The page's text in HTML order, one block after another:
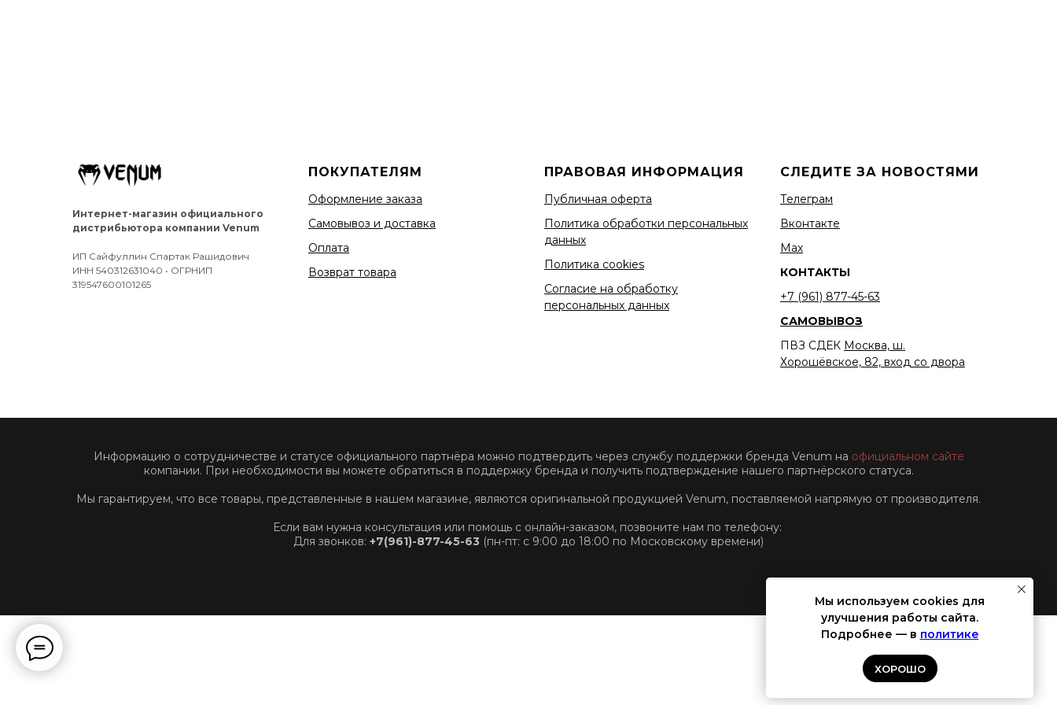
Интернет-магазин официального
дистрибьютора компании Venum
ИП Сайфуллин Спартак Рашидович
ИНН 540312631040 • ОГРНИП
319547600101265
ПОКУПАТЕЛЯМ
Оформление заказа
Самовывоз и доставка
Оплата
Возврат товара
ПРАВОВАЯ ИНФОРМАЦИЯ
Публичная оферта
Политика обработки персональных
данных
Политика cookies
Согласие на обработку
персональных данных
СЛЕДИТЕ ЗА НОВОСТЯМИ
Телеграм
Вконтакте
Мах
КОНТАКТЫ
+7 (961) 877-45-63
САМОВЫВОЗ
ПВЗ СДЕК Москва, ш.
Хорошёвское, 82, вход со двора
Информацию о сотрудничестве и статусе официального партнёра можно подтвердить через службу поддержки бренда Venum на официальном сайте
компании. При необходимости вы можете обратиться в поддержку бренда и получить подтверждение нашего партнёрского статуса.
Мы гарантируем, что все товары, представленные в нашем магазине, являются оригинальной продукцией Venum, поставляемой напрямую от производителя.
Если вам нужна консультация или помощь с онлайн-заказом, позвоните нам по телефону:
Для звонков: +7(961)-877-45-63 (пн-пт: с 9:00 до 18:00 по Московскому времени)
Мы используем cookies для
улучшения работы сайта.
Подробнее — в политике
ХОРОШО